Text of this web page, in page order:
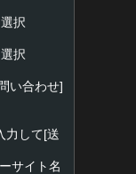
択
択
い合わせ]
力して[送
サイト名